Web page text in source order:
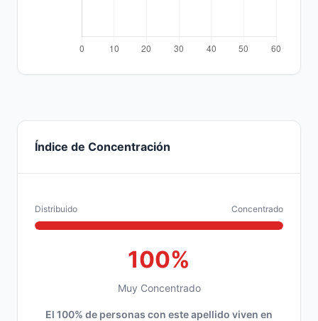
Índice de Concentración
Distribuido Concentrado
100%
Muy Concentrado
El 100% de personas con este apellido viven en